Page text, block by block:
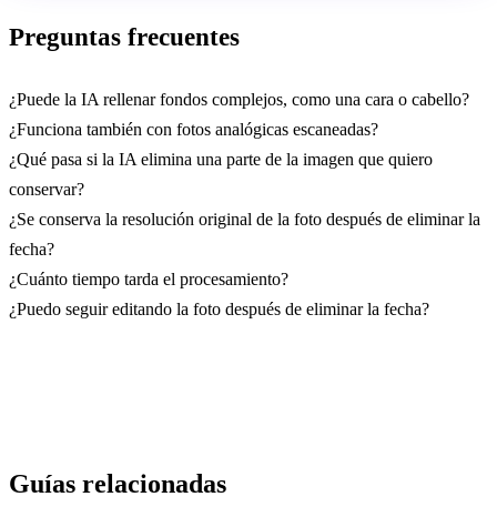
Preguntas frecuentes
¿Puede la IA rellenar fondos complejos, como una cara o cabello?
¿Funciona también con fotos analógicas escaneadas?
¿Qué pasa si la IA elimina una parte de la imagen que quiero
conservar?
¿Se conserva la resolución original de la foto después de eliminar la
fecha?
¿Cuánto tiempo tarda el procesamiento?
¿Puedo seguir editando la foto después de eliminar la fecha?
Guías relacionadas